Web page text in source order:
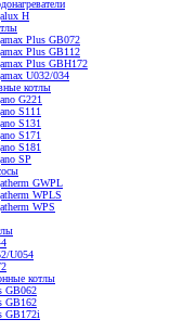
H
Plus GB072
Plus GB112
Plus GBH172
U032/034
котлы
G221
S111
S131
S171
S181
SP
GWPL
WPLS
WPS
U054
котлы
GB062
GB162
GB172i